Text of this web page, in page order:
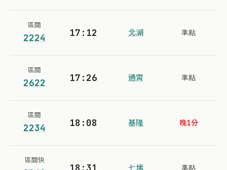
區間
2224 17:12 北湖 準點
區間
2622 17:26 通霄 準點
區間
2234 18:08 基隆 晚1分
區間快
七堵 準點